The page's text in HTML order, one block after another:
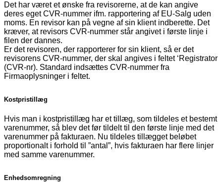
Det har været et ønske fra revisorerne, at de kan angive
deres eget CVR-nummer ifm. rapportering af EU-Salg uden
moms. En revisor kan på vegne af sin klient indberette. Det
kræver, at revisors CVR-nummer står angivet i første linje i
filen der dannes.
Er det revisoren, der rapporterer for sin klient, så er det
revisorens CVR-nummer, der skal angives i feltet ‘Registrator
(CVR-nr). Standard indsættes CVR-nummer fra
Firmaoplysninger i feltet.
Kostpristillæg
Hvis man i kostpristillæg har et tillæg, som tildeles et bestemt
varenummer, så blev det før tildelt til den første linje med det
varenummer på fakturaen. Nu tildeles tillægget beløbet
proportionalt i forhold til ”antal”, hvis fakturaen har flere linjer
med samme varenummer.
Enhedsomregning